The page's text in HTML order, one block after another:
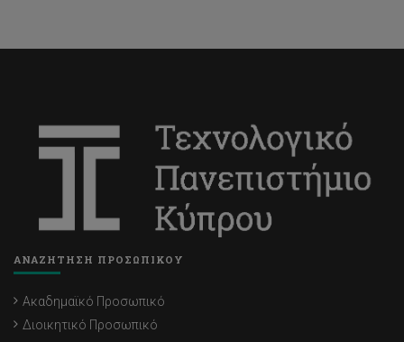
ΑΝΑΖΗΤΗΣΗ ΠΡΟΣΩΠΙΚΟΥ
Ακαδημαϊκό Προσωπικό
Διοικητικό Προσωπικό